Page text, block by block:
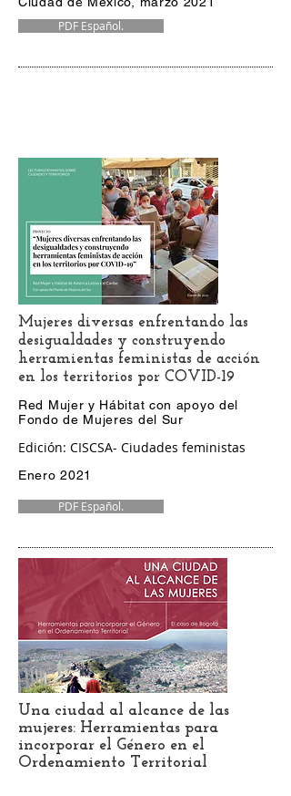
PDF Español.
Mujeres diversas enfrentando las
desigualdades y construyendo
herramientas feministas de acción
en los territorios por COVID-19
Red Mujer y Hábitat con apoyo del
Fondo de Mujeres del Sur
Edición: CISCSA- Ciudades feministas
Enero 2021
PDF Español.
Una ciudad al alcance de las
mujeres: Herramientas para
incorporar el Género en el
Ordenamiento Territorial